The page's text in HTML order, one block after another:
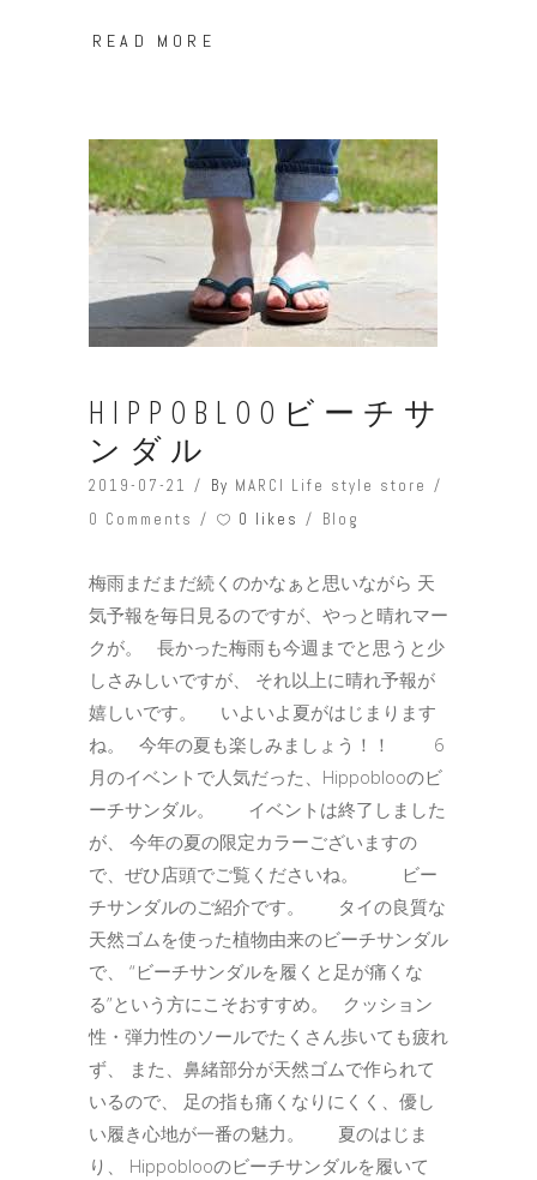
READ MORE
HIPPOBLOOビーチサ
ンダル
2019-07-21 By MARCI Life style store
0 Comments
0 likes Blog
梅雨まだまだ続くのかなぁと思いながら 天
気予報を毎日見るのですが、やっと晴れマー
クが。 長かった梅雨も今週までと思うと少
しさみしいですが、 それ以上に晴れ予報が
嬉しいです。 いよいよ夏がはじまります
ね。 今年の夏も楽しみましょう！！ 6
月のイベントで人気だった、Hippoblooのビ
ーチサンダル。 イベントは終了しました
が、 今年の夏の限定カラーございますの
で、ぜひ店頭でご覧くださいね。 ビー
チサンダルのご紹介です。 タイの良質な
天然ゴムを使った植物由来のビーチサンダル
で、 “ビーチサンダルを履くと足が痛くな
る”という方にこそおすすめ。 クッション
性・弾力性のソールでたくさん歩いても疲れ
ず、 また、鼻緒部分が天然ゴムで作られて
いるので、 足の指も痛くなりにくく、優し
い履き心地が一番の魅力。 夏のはじま
り、 Hippoblooのビーチサンダルを履いて